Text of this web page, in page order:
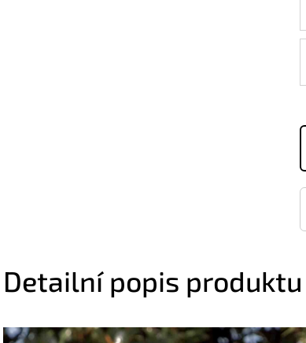
Detailní popis produktu